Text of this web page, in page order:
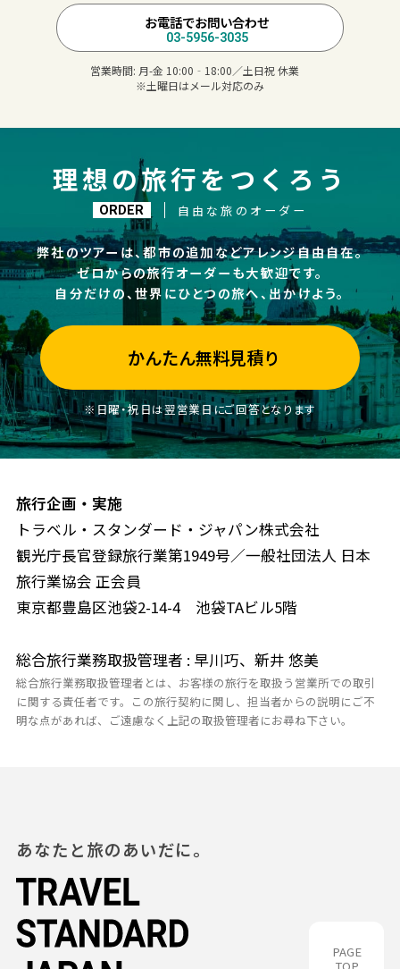
お電話でお問い合わせ
03-5956-3035
営業時間: 月-金 10:00‐18:00／土日祝 休業
※土曜日はメール対応のみ
理想の旅行をつくろう
ORDER 自由な旅のオーダー
弊社のツアーは、都市の追加などアレンジ自由自在。
ゼロからの旅行オーダーも大歓迎です。
自分だけの、世界にひとつの旅へ、出かけよう。
かんたん無料見積り
※日曜・祝日は翌営業日にご回答となります
旅行企画・実施
トラベル・スタンダード・ジャパン株式会社
観光庁長官登録旅行業第1949号／一般社団法人 日本
旅行業協会 正会員
東京都豊島区池袋2-14-4 池袋TAビル5階
総合旅行業務取扱管理者 : 早川巧、新井 悠美
総合旅行業務取扱管理者とは、お客様の旅行を取扱う営業所での取引
に関する責任者です。この旅行契約に関し、担当者からの説明にご不
明な点があれば、ご遠慮なく上記の取扱管理者にお尋ね下さい。
PAGE
あなたと旅のあいだに。